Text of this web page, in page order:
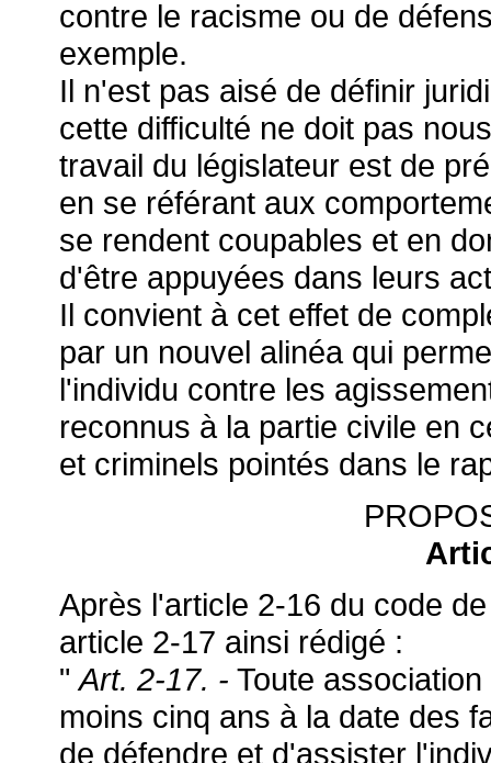
contre le racisme ou de
exemple.
Il n'est pas aisé de définir
cette difficulté ne doit pas
travail du législateur est de
en se référant aux
se rendent coupables et en
d'être appuyées dans leurs
Il convient à cet effet de
par un nouvel alinéa qui
l'individu contre les
reconnus à la partie civile en
et criminels pointés dans le
Après l'article 2-16 du code
article 2-17 ainsi rédigé :
"Art. 2-17. - Toute
moins cinq ans à la date des
de défendre et d'assister